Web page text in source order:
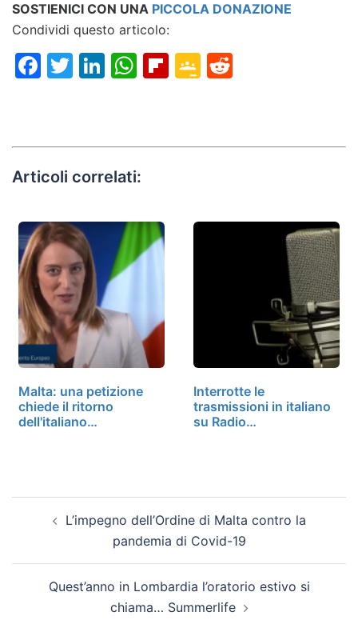
SOSTIENICI CON UNA PICCOLA DONAZIONE
Condividi questo articolo:
Facebook
Twitter
LinkedIn
WhatsApp
Flipboard
Google
Articoli correlati:
Malta: una petizione
chiede il ritorno
dell'italiano…
Interrotte le
trasmissioni in italiano
su Radio…
L’impegno dell’Ordine di Malta contro la
pandemia di Covid-19
Quest’anno in Lombardia l’oratorio estivo si
chiama… Summerlife